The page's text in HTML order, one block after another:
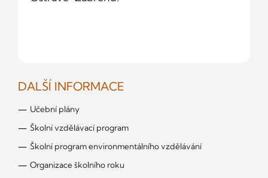
DALŠÍ INFORMACE
Učební plány
Školní vzdělávací program
Školní program environmentálního vzdělávání
Organizace školního roku